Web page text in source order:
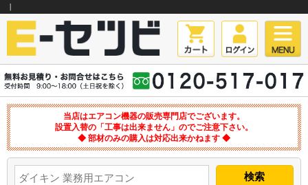
当店はエアコン機器の販売専門店でございます。
設置入替の「工事は出来ません」のでご注意下さい。
◆ 部材のみの購入は対応出来かねます ◆